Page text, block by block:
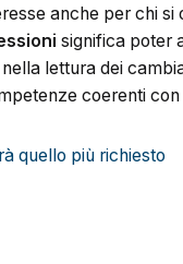
anche per chi si
significa poter
lettura dei
coerenti
quello più richiesto